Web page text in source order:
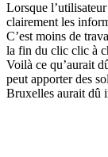
Lorsque
clairement les
C’est moins de
la fin du clic clic à
Voilà ce qu’aurait
peut apporter des
Bruxelles aurait dû